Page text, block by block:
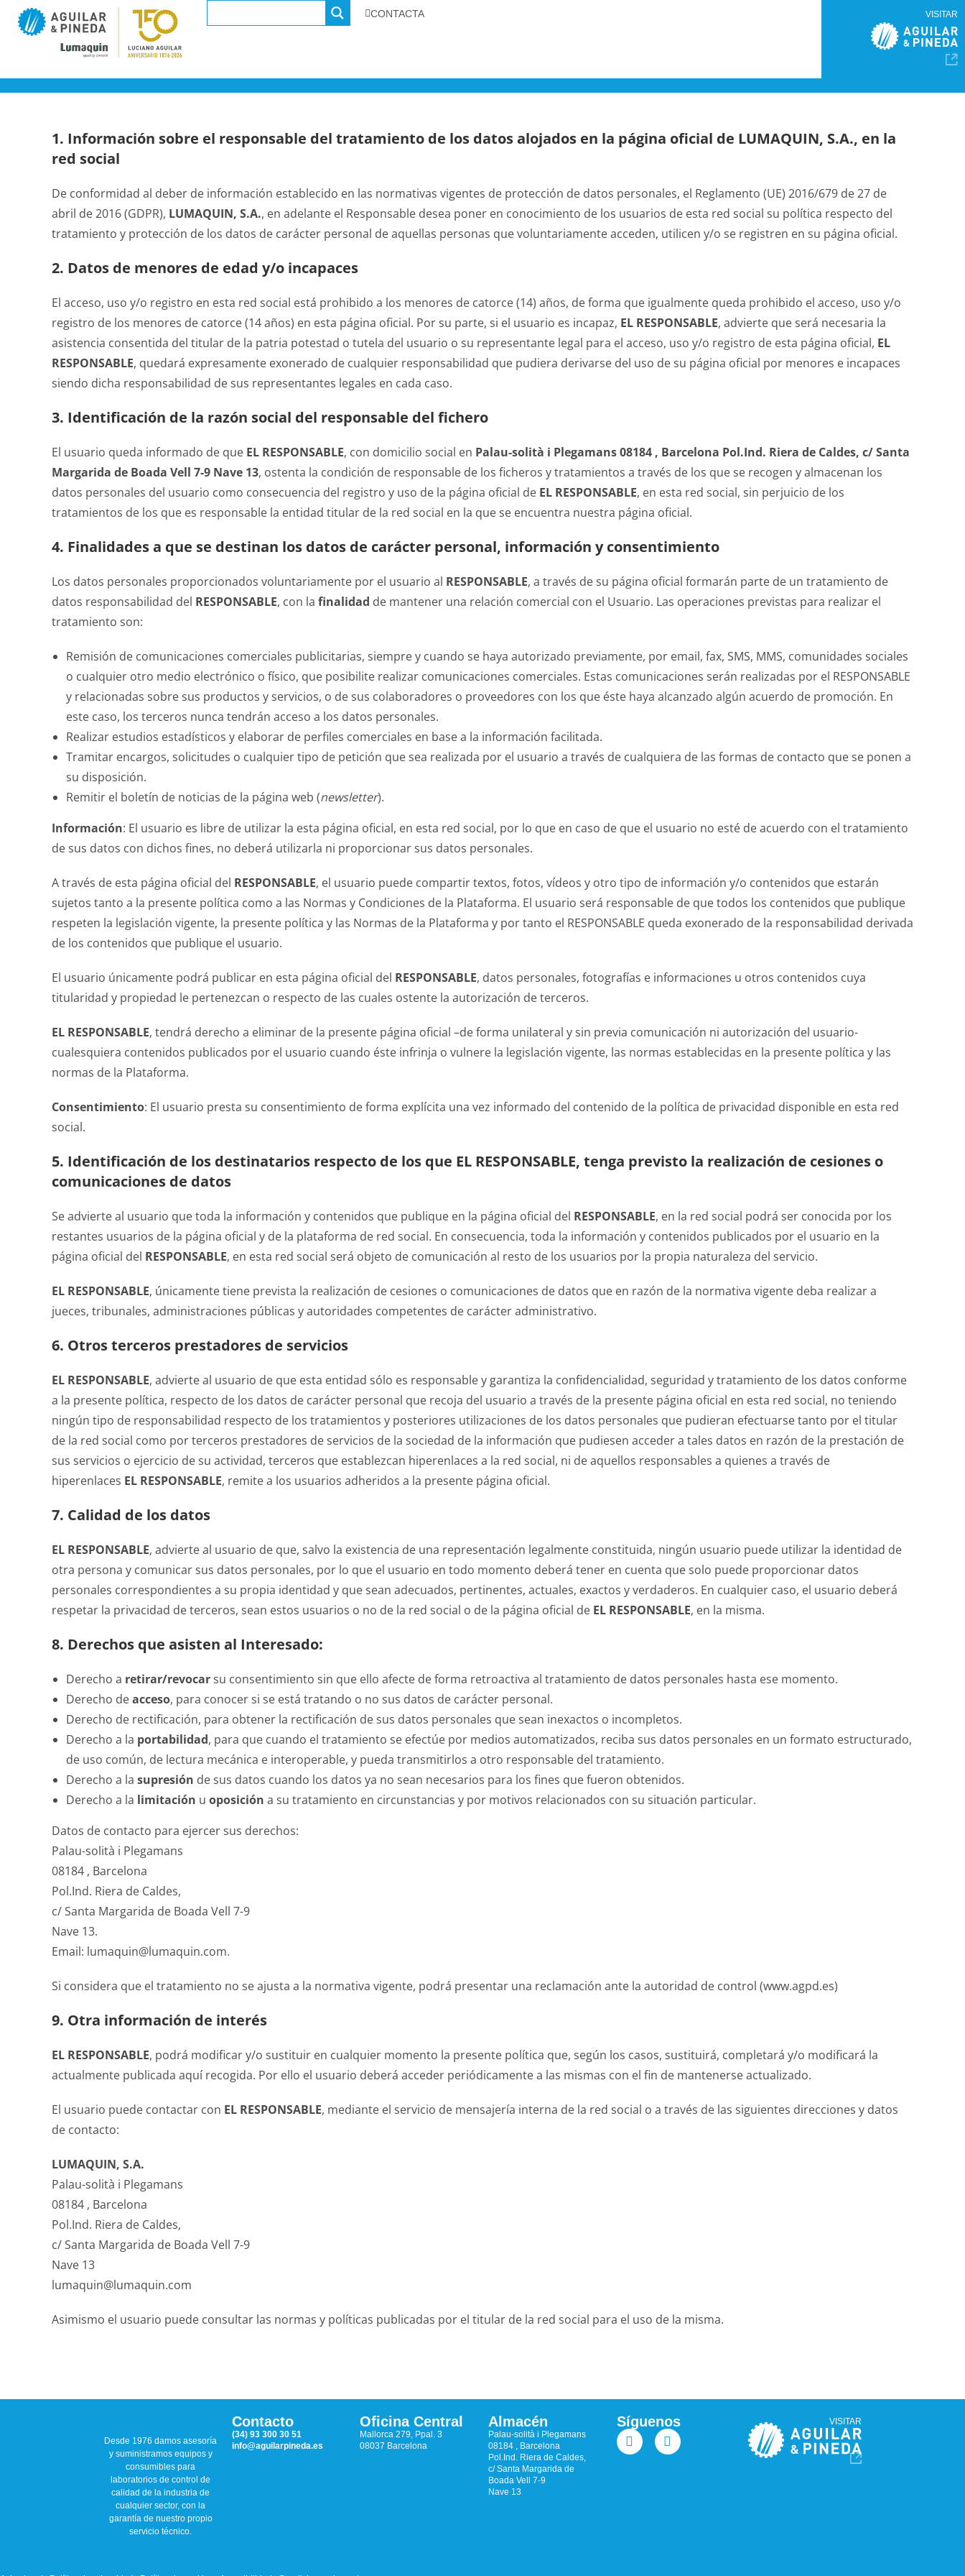
CONTACTA VISITAR
1. Información sobre el responsable del tratamiento de los datos alojados en la página oficial de LUMAQUIN, S.A., en la
red social
De conformidad al deber de información establecido en las normativas vigentes de protección de datos personales, el Reglamento (UE) 2016/679 de 27 de
abril de 2016 (GDPR), LUMAQUIN, S.A., en adelante el Responsable desea poner en conocimiento de los usuarios de esta red social su política respecto del
tratamiento y protección de los datos de carácter personal de aquellas personas que voluntariamente acceden, utilicen y/o se registren en su página oficial.
2. Datos de menores de edad y/o incapaces
El acceso, uso y/o registro en esta red social está prohibido a los menores de catorce (14) años, de forma que igualmente queda prohibido el acceso, uso y/o
registro de los menores de catorce (14 años) en esta página oficial. Por su parte, si el usuario es incapaz, EL RESPONSABLE, advierte que será necesaria la
asistencia consentida del titular de la patria potestad o tutela del usuario o su representante legal para el acceso, uso y/o registro de esta página oficial, EL
RESPONSABLE, quedará expresamente exonerado de cualquier responsabilidad que pudiera derivarse del uso de su página oficial por menores e incapaces
siendo dicha responsabilidad de sus representantes legales en cada caso.
3. Identificación de la razón social del responsable del fichero
El usuario queda informado de que EL RESPONSABLE, con domicilio social en Palau-solità i Plegamans 08184 , Barcelona Pol.Ind. Riera de Caldes, c/ Santa
Margarida de Boada Vell 7-9 Nave 13, ostenta la condición de responsable de los ficheros y tratamientos a través de los que se recogen y almacenan los
datos personales del usuario como consecuencia del registro y uso de la página oficial de EL RESPONSABLE, en esta red social, sin perjuicio de los
tratamientos de los que es responsable la entidad titular de la red social en la que se encuentra nuestra página oficial.
4. Finalidades a que se destinan los datos de carácter personal, información y consentimiento
Los datos personales proporcionados voluntariamente por el usuario al RESPONSABLE, a través de su página oficial formarán parte de un tratamiento de
datos responsabilidad del RESPONSABLE, con la finalidad de mantener una relación comercial con el Usuario. Las operaciones previstas para realizar el
tratamiento son:
Remisión de comunicaciones comerciales publicitarias, siempre y cuando se haya autorizado previamente, por email, fax, SMS, MMS, comunidades sociales
o cualquier otro medio electrónico o físico, que posibilite realizar comunicaciones comerciales. Estas comunicaciones serán realizadas por el RESPONSABLE
y relacionadas sobre sus productos y servicios, o de sus colaboradores o proveedores con los que éste haya alcanzado algún acuerdo de promoción. En
este caso, los terceros nunca tendrán acceso a los datos personales.
Realizar estudios estadísticos y elaborar de perfiles comerciales en base a la información facilitada.
Tramitar encargos, solicitudes o cualquier tipo de petición que sea realizada por el usuario a través de cualquiera de las formas de contacto que se ponen a
su disposición.
Remitir el boletín de noticias de la página web (newsletter).
Información: El usuario es libre de utilizar la esta página oficial, en esta red social, por lo que en caso de que el usuario no esté de acuerdo con el tratamiento
de sus datos con dichos fines, no deberá utilizarla ni proporcionar sus datos personales.
A través de esta página oficial del RESPONSABLE, el usuario puede compartir textos, fotos, vídeos y otro tipo de información y/o contenidos que estarán
sujetos tanto a la presente política como a las Normas y Condiciones de la Plataforma. El usuario será responsable de que todos los contenidos que publique
respeten la legislación vigente, la presente política y las Normas de la Plataforma y por tanto el RESPONSABLE queda exonerado de la responsabilidad derivada
de los contenidos que publique el usuario.
El usuario únicamente podrá publicar en esta página oficial del RESPONSABLE, datos personales, fotografías e informaciones u otros contenidos cuya
titularidad y propiedad le pertenezcan o respecto de las cuales ostente la autorización de terceros.
EL RESPONSABLE, tendrá derecho a eliminar de la presente página oficial –de forma unilateral y sin previa comunicación ni autorización del usuario-
cualesquiera contenidos publicados por el usuario cuando éste infrinja o vulnere la legislación vigente, las normas establecidas en la presente política y las
normas de la Plataforma.
Consentimiento: El usuario presta su consentimiento de forma explícita una vez informado del contenido de la política de privacidad disponible en esta red
social.
5. Identificación de los destinatarios respecto de los que EL RESPONSABLE, tenga previsto la realización de cesiones o
comunicaciones de datos
Se advierte al usuario que toda la información y contenidos que publique en la página oficial del RESPONSABLE, en la red social podrá ser conocida por los
restantes usuarios de la página oficial y de la plataforma de red social. En consecuencia, toda la información y contenidos publicados por el usuario en la
página oficial del RESPONSABLE, en esta red social será objeto de comunicación al resto de los usuarios por la propia naturaleza del servicio.
EL RESPONSABLE, únicamente tiene prevista la realización de cesiones o comunicaciones de datos que en razón de la normativa vigente deba realizar a
jueces, tribunales, administraciones públicas y autoridades competentes de carácter administrativo.
6. Otros terceros prestadores de servicios
EL RESPONSABLE, advierte al usuario de que esta entidad sólo es responsable y garantiza la confidencialidad, seguridad y tratamiento de los datos conforme
a la presente política, respecto de los datos de carácter personal que recoja del usuario a través de la presente página oficial en esta red social, no teniendo
ningún tipo de responsabilidad respecto de los tratamientos y posteriores utilizaciones de los datos personales que pudieran efectuarse tanto por el titular
de la red social como por terceros prestadores de servicios de la sociedad de la información que pudiesen acceder a tales datos en razón de la prestación de
sus servicios o ejercicio de su actividad, terceros que establezcan hiperenlaces a la red social, ni de aquellos responsables a quienes a través de
hiperenlaces EL RESPONSABLE, remite a los usuarios adheridos a la presente página oficial.
7. Calidad de los datos
EL RESPONSABLE, advierte al usuario de que, salvo la existencia de una representación legalmente constituida, ningún usuario puede utilizar la identidad de
otra persona y comunicar sus datos personales, por lo que el usuario en todo momento deberá tener en cuenta que solo puede proporcionar datos
personales correspondientes a su propia identidad y que sean adecuados, pertinentes, actuales, exactos y verdaderos. En cualquier caso, el usuario deberá
respetar la privacidad de terceros, sean estos usuarios o no de la red social o de la página oficial de EL RESPONSABLE, en la misma.
8. Derechos que asisten al Interesado:
Derecho a retirar/revocarsu consentimiento sin que ello afecte de forma retroactiva al tratamiento de datos personales hasta ese momento.
Derecho deacceso, para conocer si se está tratando o no sus datos de carácter personal.
Derecho de rectificación, para obtener la rectificación de sus datos personales que sean inexactos o incompletos.
Derecho a la portabilidad, para que cuando el tratamiento se efectúe por medios automatizados, reciba sus datos personales en un formato estructurado,
de uso común, de lectura mecánica e interoperable, y pueda transmitirlos a otro responsable del tratamiento.
Derecho a la supresión de sus datos cuando los datos ya no sean necesarios para los fines que fueron obtenidos.
Derecho a la limitación u oposición a su tratamiento en circunstancias y por motivos relacionados con su situación particular.
Datos de contacto para ejercer sus derechos:
Palau-solità i Plegamans
08184 , Barcelona
Pol.Ind. Riera de Caldes,
c/ Santa Margarida de Boada Vell 7-9
Nave 13.
Email: lumaquin@lumaquin.com.
Si considera que el tratamiento no se ajusta a la normativa vigente, podrá presentar una reclamación ante la autoridad de control (www.agpd.es)
9. Otra información de interés
EL RESPONSABLE, podrá modificar y/o sustituir en cualquier momento la presente política que, según los casos, sustituirá, completará y/o modificará la
actualmente publicada aquí recogida. Por ello el usuario deberá acceder periódicamente a las mismas con el fin de mantenerse actualizado.
El usuario puede contactar con EL RESPONSABLE, mediante el servicio de mensajería interna de la red social o a través de las siguientes direcciones y datos
de contacto:
LUMAQUIN, S.A.
Palau-solità i Plegamans
08184 , Barcelona
Pol.Ind. Riera de Caldes,
c/ Santa Margarida de Boada Vell 7-9
Nave 13
lumaquin@lumaquin.com
Asimismo el usuario puede consultar las normas y políticas publicadas por el titular de la red social para el uso de la misma.
Desde 1976 damos asesoría
y suministramos equipos y
consumibles para
laboratorios de control de
calidad de la industria de
cualquier sector, con la
garantía de nuestro propio
servicio técnico.
Contacto
(34) 93 300 30 51
info@aguilarpineda.es
Oficina Central
Mallorca 279, Ppal. 3
08037 Barcelona
Almacén
Palau-solità i Plegamans
08184 , Barcelona
Pol.Ind. Riera de Caldes,
c/ Santa Margarida de
Boada Vell 7-9
Nave 13
Síguenos VISITAR